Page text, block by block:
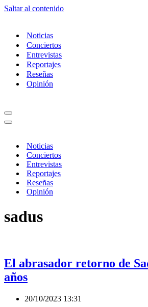
Saltar al contenido
Noticias
Conciertos
Entrevistas
Reportajes
Reseñas
Opinión
Menú
de
Menú
Noticias
Conciertos
Entrevistas
Reportajes
Reseñas
Opinión
sadus
El abrasador retorno de
años
20/10/2023 13:31